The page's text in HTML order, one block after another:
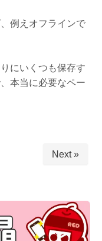
例えオフラインで
にいくつも保存す
本当に必要なペー
Next »